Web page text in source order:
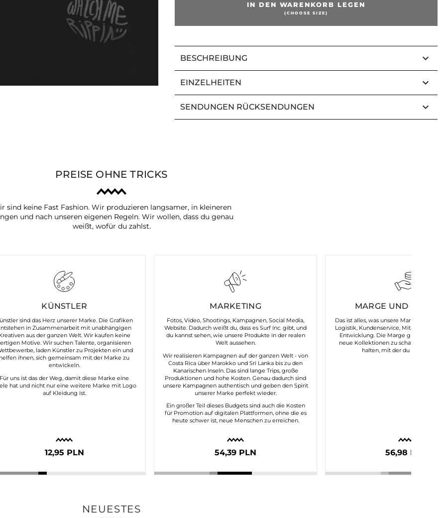
IN DEN WARENKORB LEGEN
(CHOOSE SIZE)
BESCHREIBUNG keyboard_arrow_down
EINZELHEITEN keyboard_arrow_down
SENDUNGEN RÜCKSENDUNGEN keyboard_arrow_down
PREISE OHNE TRICKS
sind keine Fast Fashion. Wir produzieren langsamer, in kleineren
und nach unseren eigenen Regeln. Wir wollen, dass du genau
weißt, wofür du zahlst.
KÜNSTLER
sind das Herz unserer Marke. Die Grafiken
in Zusammenarbeit mit unabhängigen
aus der ganzen Welt. Wir kaufen keine
Motive. Wir suchen Talente, organisieren
laden Künstler zu Projekten ein und
ihnen, sich gemeinsam mit der Marke zu
entwickeln.
Für uns ist das der Weg, damit diese Marke eine
hat und nicht nur eine weitere Marke mit Logo
auf Kleidung ist.
12,95 PLN
MARKETING
Fotos, Video, Shootings, Kampagnen, Social Media,
Website. Dadurch weißt du, dass es Surf Inc. gibt, und
du kannst sehen, wie unsere Produkte in der realen
Welt aussehen.
Wir realisieren Kampagnen auf der ganzen Welt - von
Costa Rica über Marokko und Sri Lanka bis zu den
Kanarischen Inseln. Das sind lange Trips, große
Produktionen und hohe Kosten. Genau dadurch sind
unsere Kampagnen authentisch und geben den Spirit
unserer Marke perfekt wieder.
Ein großer Teil dieses Budgets sind auch die Kosten
für Promotion auf digitalen Plattformen, ohne die es
heute schwer ist, neue Menschen zu erreichen.
54,39 PLN
MARGE UND
Das ist alles, was unsere Marke am
Logistik, Kundenservice, Mitarbeitende,
Entwicklung. Die Marge gibt uns die
neue Kollektionen zu schaffen und die
halten, mit der du uns
56,98 PLN
NEUESTES